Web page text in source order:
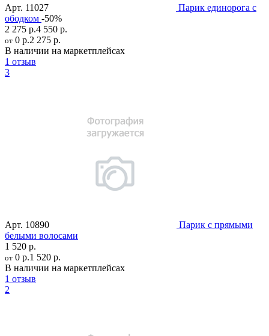
Арт. 11027
Парик единорога с
ободком -50%
2 275 р.4 550 р.
от 0 р.2 275 р.
В наличии на маркетплейсах
1 отзыв
3
Арт. 10890
Парик с прямыми
белыми волосами
1 520 р.
от 0 р.1 520 р.
В наличии на маркетплейсах
1 отзыв
2